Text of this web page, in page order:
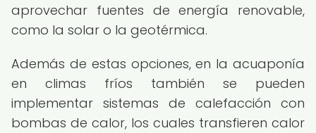
aprovechar fuentes de energía renovable,
como la solar o la geotérmica.
Además de estas opciones, en la acuaponía
en climas fríos también se pueden
implementar sistemas de calefacción con
bombas de calor, los cuales transfieren calor